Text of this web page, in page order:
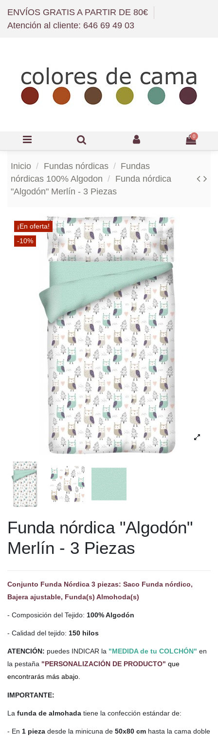
ENVÍOS GRATIS A PARTIR DE 80€
Atención al cliente: 646 69 49 03
0
Inicio Fundas nórdicas
Fundas
nórdicas 100% Algodon
Funda nórdica
"Algodón" Merlín - 3 Piezas
¡En oferta!
-10%
Funda nórdica "Algodón"
Merlín - 3 Piezas
Conjunto Funda Nórdica 3 piezas: Saco Funda nórdico,
Bajera ajustable, Funda(s) Almohoda(s)
- Composición del Tejido: 100% Algodón
- Calidad del tejido: 150 hilos
ATENCIÓN: puedes INDICAR la "MEDIDA de tu COLCHÓN" en
la pestaña "PERSONALIZACIÓN DE PRODUCTO" que
encontrarás más abajo.
IMPORTANTE:
La funda de almohada tiene la confección estándar de:
- En 1 pieza desde la minicuna de 50x80 cm hasta la cama doble